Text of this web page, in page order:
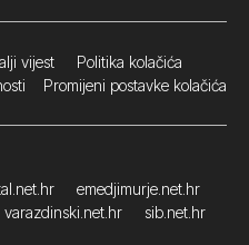
vijest Politika kolačića
Promijeni postavke kolačića
emedjimurje.net.hr
varazdinski.net.hr sib.net.hr